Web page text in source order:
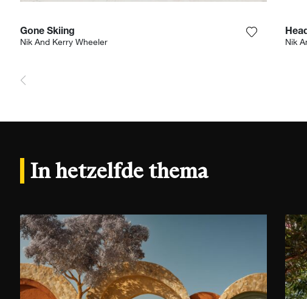
Gone Skiing
Nik And Kerry Wheeler Voeg het
Nik
In hetzelfde thema